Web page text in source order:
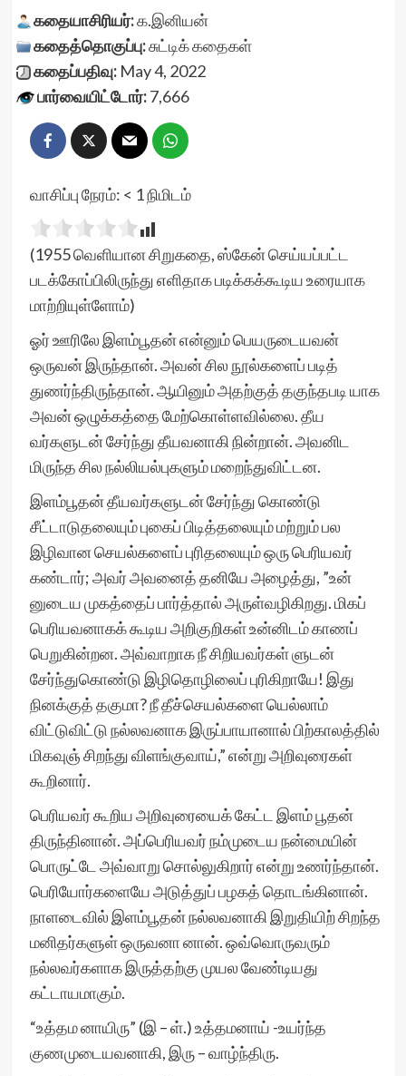
கதையாசிரியர்:க.இனியன்
கதைத்தொகுப்பு:சுட்டிக் கதைகள்
கதைப்பதிவு:May 4, 2022
பார்வையிட்டோர்:7,666
வாசிப்பு நேரம்: < 1நிமிடம்
(1955 வெளியான சிறுகதை, ஸ்கேன் செய்யப்பட்ட
படக்கோப்பிலிருந்து எளிதாக படிக்கக்கூடிய உரையாக
மாற்றியுள்ளோம்)
ஓர் ஊரிலே இளம்பூதன் என்னும் பெயருடையவன்
ஒருவன் இருந்தான். அவன் சில நூல்களைப் படித்
துணர்ந்திருந்தான். ஆயினும் அதற்குத் தகுந்தபடி யாக
அவன் ஒழுக்கத்தை மேற்கொள்ளவில்லை. தீய
வர்களுடன் சேர்ந்து தீயவனாகி நின்றான். அவனிட
மிருந்த சில நல்லியல்புகளும் மறைந்துவிட்டன.
இளம்பூதன் தீயவர்களுடன் சேர்ந்து கொண்டு
சீட்டாடுதலையும் புகைப் பிடித்தலையும் மற்றும் பல
இழிவான செயல்களைப் புரிதலையும் ஒரு பெரியவர்
கண்டார்; அவர் அவனைத் தனியே அழைத்து, ”உன்
னுடைய முகத்தைப் பார்த்தால் அருள்வழிகிறது. மிகப்
பெரியவனாகக் கூடிய அறிகுறிகள் உன்னிடம் காணப்
பெறுகின்றன. அவ்வாறாக நீ சிறியவர்கள் ளுடன்
சேர்ந்துகொண்டு இழிதொழிலைப் புரிகிறாயே! இது
நினக்குத் தகுமா? நீ தீச்செயல்களை யெல்லாம்
விட்டுவிட்டு நல்லவனாக இருப்பாயானால் பிற்காலத்தில்
மிகவுஞ் சிறந்து விளங்குவாய்,” என்று அறிவுரைகள்
கூறினார்.
பெரியவர் கூறிய அறிவுரையைக் கேட்ட இளம் பூதன்
திருந்தினான். அப்பெரியவர் நம்முடைய நன்மையின்
பொருட்டே அவ்வாறு சொல்லுகிறார் என்று உணர்ந்தான்.
பெரியோர்களையே அடுத்துப் பழகத் தொடங்கினான்.
நாளடைவில் இளம்பூதன் நல்லவனாகி இறுதியிற் சிறந்த
மனிதர்களுள் ஒருவனா னான். ஒவ்வொருவரும்
நல்லவர்களாக இருத்தற்கு முயல வேண்டியது
கட்டாயமாகும்.
“உத்தம னாயிரு” (இ – ள்.) உத்தமனாய் -உயர்ந்த
குணமுடையவனாகி, இரு – வாழ்ந்திரு.